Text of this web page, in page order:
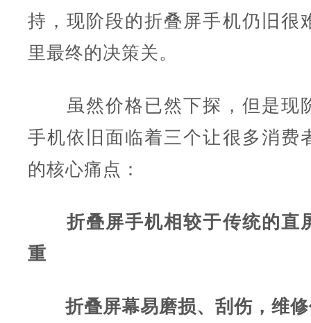
持，现阶段的折叠屏手机仍旧很
里最终的决策关。
虽然价格已然下探，但是现
手机依旧面临着三个让很多消费
的核心痛点：
折叠屏手机相较于传统的直
重
折叠屏幕易磨损、刮伤，维